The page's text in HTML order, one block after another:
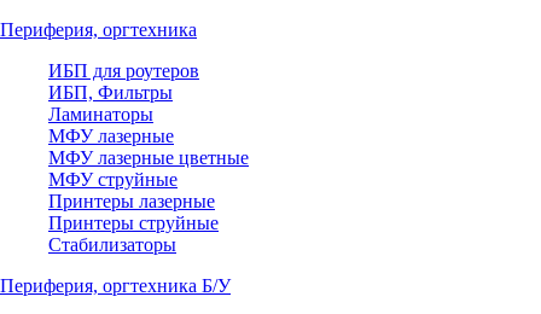
Периферия, оргтехника
ИБП для роутеров
ИБП, Фильтры
Ламинаторы
МФУ лазерные
МФУ лазерные цветные
МФУ струйные
Принтеры лазерные
Принтеры струйные
Стабилизаторы
Периферия, оргтехника Б/У